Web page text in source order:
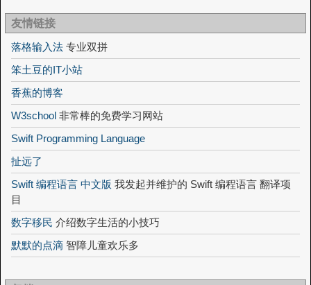
友情链接
落格输入法 专业双拼
笨土豆的IT小站
香蕉的博客
W3school 非常棒的免费学习网站
Swift Programming Language
扯远了
Swift 编程语言 中文版 我发起并维护的 Swift 编程语言 翻译项
目
数字移民 介绍数字生活的小技巧
默默的点滴 智障儿童欢乐多